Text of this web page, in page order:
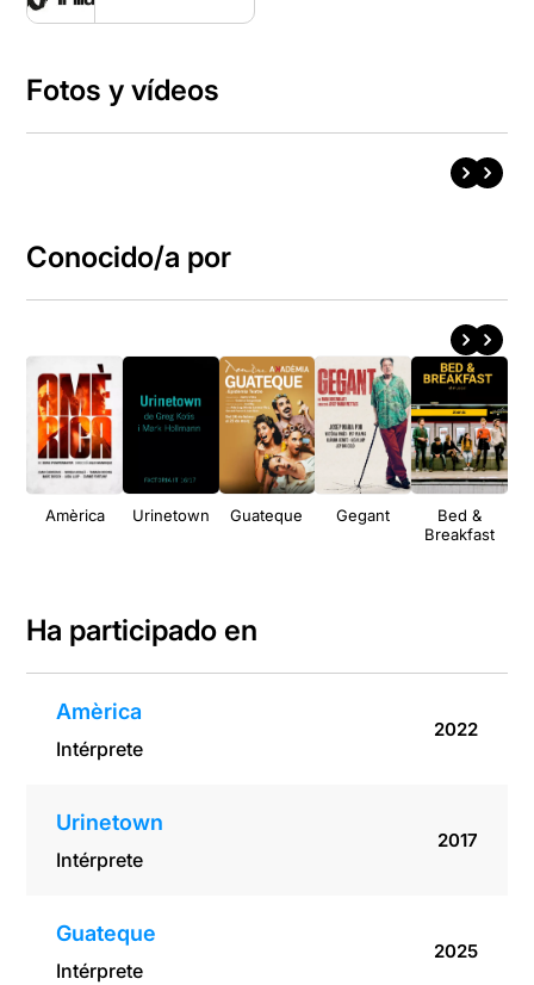
Fotos y vídeos
Conocido/a por
Amèrica Urinetown Guateque Gegant
Bed &
Breakfast
Ha participado en
Amèrica
Intérprete
2022
Urinetown
Intérprete
2017
Guateque
Intérprete
2025